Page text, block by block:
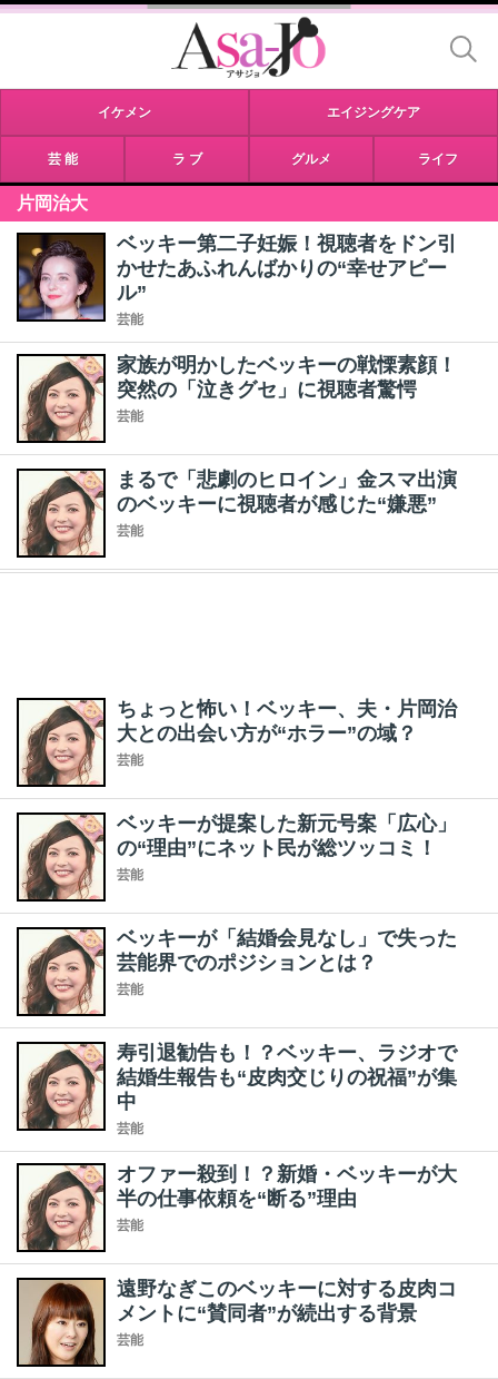
イケメン エイジングケア
芸 能 ラ ブ グルメ ライフ
片岡治大
ベッキー第二子妊娠！視聴者をドン引
かせたあふれんばかりの“幸せアピー
ル”
芸能
家族が明かしたベッキーの戦慄素顔！
突然の「泣きグセ」に視聴者驚愕
芸能
まるで「悲劇のヒロイン」金スマ出演
のベッキーに視聴者が感じた“嫌悪”
芸能
ちょっと怖い！ベッキー、夫・片岡治
大との出会い方が“ホラー”の域？
芸能
ベッキーが提案した新元号案「広心」
の“理由”にネット民が総ツッコミ！
芸能
ベッキーが「結婚会見なし」で失った
芸能界でのポジションとは？
芸能
寿引退勧告も！？ベッキー、ラジオで
結婚生報告も“皮肉交じりの祝福”が集
中
芸能
オファー殺到！？新婚・ベッキーが大
半の仕事依頼を“断る”理由
芸能
遠野なぎこのベッキーに対する皮肉コ
メントに“賛同者”が続出する背景
芸能